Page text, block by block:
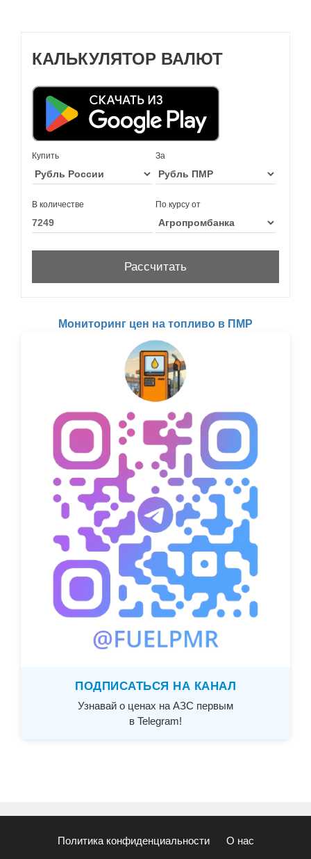
КАЛЬКУЛЯТОР ВАЛЮТ
Купить За
В количестве По курсу от
Мониторинг цен на топливо в ПМР
ПОДПИСАТЬСЯ НА КАНАЛ
Узнавай о ценах на АЗС первым
в Telegram!
Политика конфиденциальности О нас